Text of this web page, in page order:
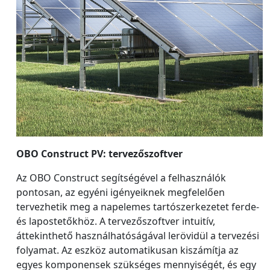
OBO Construct PV: tervezőszoftver
Az OBO Construct segítségével a felhasználók
pontosan, az egyéni igényeiknek megfelelően
tervezhetik meg a napelemes tartószerkezetet ferde-
és lapostetőkhöz. A tervezőszoftver intuitív,
áttekinthető használhatóságával lerövidül a tervezési
folyamat. Az eszköz automatikusan kiszámítja az
egyes komponensek szükséges mennyiségét, és egy